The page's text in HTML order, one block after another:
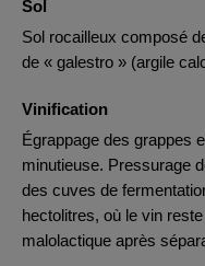
Sol
Sol rocailleux composé
de « galestro » (argile
Vinification
Égrappage des grappes
minutieuse. Pressurage
des cuves de
hectolitres, où le vin
malolactique après